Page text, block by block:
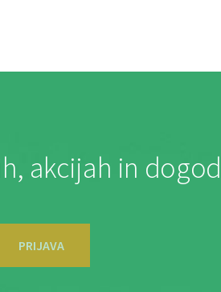
akcijah in
PRIJAVA